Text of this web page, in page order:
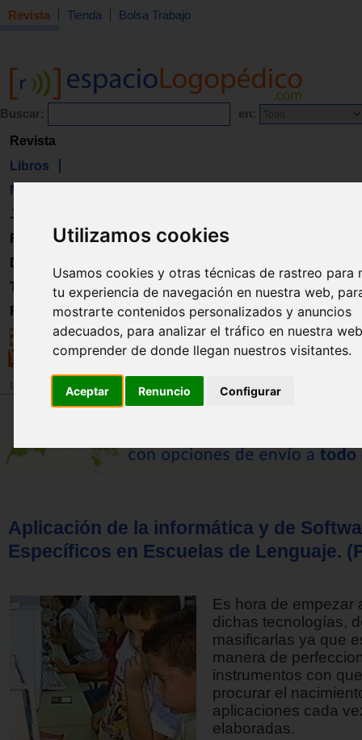
Utilizamos cookies
Usamos cookies y otras técnicas de rastreo para
tu experiencia de navegación en nuestra web,
mostrarte contenidos personalizados y anuncios
adecuados, para analizar el tráfico en nuestra
comprender de donde llegan nuestros visitantes.
Aceptar Renuncio Configurar
Revista Tienda Bolsa Trabajo
Buscar: en:
Revista
Libros
Material
Juguetes
Formación
Directorio
Trabajo
Registro
Revista
Aplicación de la informática y de
Específicos en Escuelas de Lenguaje.
Es hora de empezar
dichas tecnologías,
masificarlas ya que
manera de
instrumentos con
procurar el
aplicaciones cada
elaboradas.